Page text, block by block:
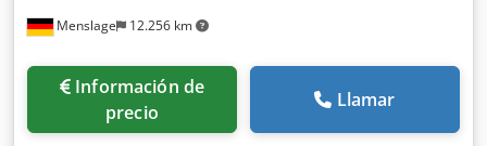
Menslage 12.256 km
Información de
precio
Llamar